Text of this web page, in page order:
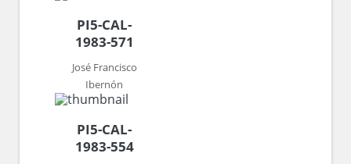
PI5-CAL-
1983-571
José Francisco
Ibernón
PI5-CAL-
1983-554